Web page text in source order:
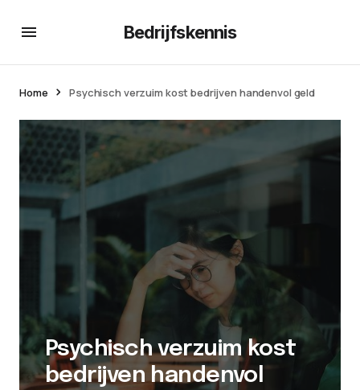
Bedrijfskennis
Home Psychisch verzuim kost bedrijven handenvol geld
Psychisch verzuim kost
bedrijven handenvol